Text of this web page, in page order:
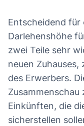
Entscheidend für
Darlehenshöhe
zwei Teile sehr
neuen
des Erwerbers.
Einkünften, die
sicherstellen